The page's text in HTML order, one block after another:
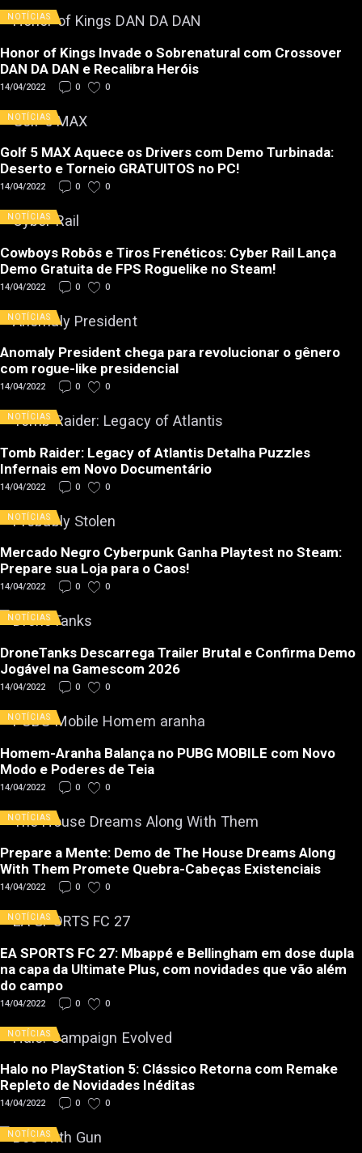
NOTÍCIAS
Honor of Kings Invade o Sobrenatural com Crossover
DAN DA DAN e Recalibra Heróis
14/04/2022 0 0
NOTÍCIAS
Golf 5 MAX Aquece os Drivers com Demo Turbinada:
Deserto e Torneio GRATUITOS no PC!
14/04/2022 0 0
NOTÍCIAS
Cowboys Robôs e Tiros Frenéticos: Cyber Rail Lança
Demo Gratuita de FPS Roguelike no Steam!
14/04/2022 0 0
NOTÍCIAS
Anomaly President chega para revolucionar o gênero
com rogue-like presidencial
14/04/2022 0 0
NOTÍCIAS
Tomb Raider: Legacy of Atlantis Detalha Puzzles
Infernais em Novo Documentário
14/04/2022 0 0
NOTÍCIAS
Mercado Negro Cyberpunk Ganha Playtest no Steam:
Prepare sua Loja para o Caos!
14/04/2022 0 0
NOTÍCIAS
DroneTanks Descarrega Trailer Brutal e Confirma Demo
Jogável na Gamescom 2026
14/04/2022 0 0
NOTÍCIAS
Homem-Aranha Balança no PUBG MOBILE com Novo
Modo e Poderes de Teia
14/04/2022 0 0
NOTÍCIAS
Prepare a Mente: Demo de The House Dreams Along
With Them Promete Quebra-Cabeças Existenciais
14/04/2022 0 0
NOTÍCIAS
EA SPORTS FC 27: Mbappé e Bellingham em dose dupla
na capa da Ultimate Plus, com novidades que vão além
do campo
14/04/2022 0 0
NOTÍCIAS
Halo no PlayStation 5: Clássico Retorna com Remake
Repleto de Novidades Inéditas
14/04/2022 0 0
NOTÍCIAS